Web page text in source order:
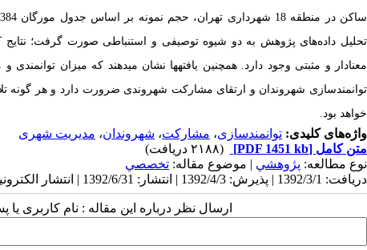
ساکن در منطقه 18 شهرداری تهران، حجم نمونه بر اساس جدول مورگان 384 نفر و
تحلیل داده‌های پژوهش به دو شیوه توصیفی و استنباطی صورت گرفت؛ نتایج
معنادار و مثبتی وجود دارد. همچنین یافته­ها ­نشان می­دهند که میزان توانمندی
توانمندسازی شهروندان و ارتقای مشارکت شهروندی ضرورت دارد و هر گونه
خواهد بود.
واژه‌های کلیدی: توانمندسازی، مشارکت، شهروندان، مدیریت شهری
متن کامل [PDF 1451 kb]
(۲۱۸۸ دریافت)
نوع مطالعه: پژوهشي | موضوع مقاله: تخصصي
دریافت: 1392/3/1 | پذیرش: 1392/4/3 | انتشار: 1392/6/31 | انتشار الکترونیک: 1392/6/31
ارسال نظر درباره این مقاله : نام کاربری